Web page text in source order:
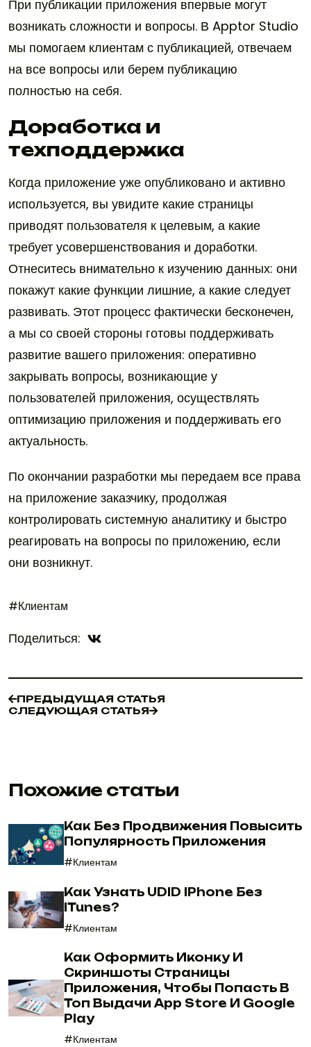
При публикации приложения впервые могут
возникать сложности и вопросы. В Apptor Studio
мы помогаем клиентам с публикацией, отвечаем
на все вопросы или берем публикацию
полностью на себя.
Доработка и
техподдержка
Когда приложение уже опубликовано и активно
используется, вы увидите какие страницы
приводят пользователя к целевым, а какие
требует усовершенствования и доработки.
Отнеситесь внимательно к изучению данных: они
покажут какие функции лишние, а какие следует
развивать. Этот процесс фактически бесконечен,
а мы со своей стороны готовы поддерживать
развитие вашего приложения: оперативно
закрывать вопросы, возникающие у
пользователей приложения, осуществлять
оптимизацию приложения и поддерживать его
актуальность.
По окончании разработки мы передаем все права
на приложение заказчику, продолжая
контролировать системную аналитику и быстро
реагировать на вопросы по приложению, если
они возникнут.
#Клиентам
Поделиться:
ПРЕДЫДУЩАЯ СТАТЬЯ
ПРЕДЫДУЩАЯ СТАТЬЯ
СЛЕДУЮЩАЯ СТАТЬЯ
Похожие статьи
Как Без Продвижения Повысить
Популярность Приложения
#Клиентам
Как Узнать UDID IPhone Без
ITunes?
#Клиентам
Как Оформить Иконку И
Скриншоты Страницы
Приложения, Чтобы Попасть В
Топ Выдачи App Store И Google
Play
#Клиентам